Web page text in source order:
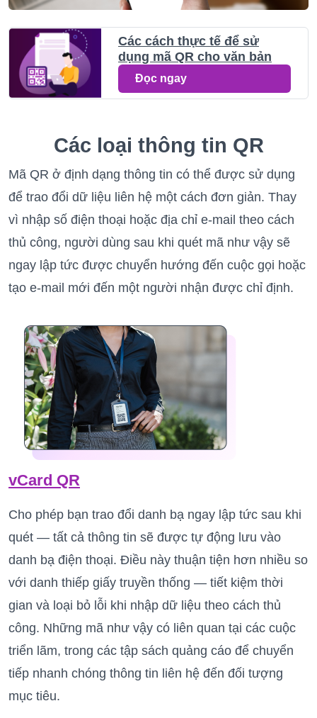
Các cách thực tế để sử
dụng mã QR cho văn bản
Đọc ngay
Các loại thông tin QR
Mã QR ở định dạng thông tin có thể được sử dụng
để trao đổi dữ liệu liên hệ một cách đơn giản. Thay
vì nhập số điện thoại hoặc địa chỉ e-mail theo cách
thủ công, người dùng sau khi quét mã như vậy sẽ
ngay lập tức được chuyển hướng đến cuộc gọi hoặc
tạo e-mail mới đến một người nhận được chỉ định.
vCard QR
Cho phép bạn trao đổi danh bạ ngay lập tức sau khi
quét — tất cả thông tin sẽ được tự động lưu vào
danh bạ điện thoại. Điều này thuận tiện hơn nhiều so
với danh thiếp giấy truyền thống — tiết kiệm thời
gian và loại bỏ lỗi khi nhập dữ liệu theo cách thủ
công. Những mã như vậy có liên quan tại các cuộc
triển lãm, trong các tập sách quảng cáo để chuyển
tiếp nhanh chóng thông tin liên hệ đến đối tượng
mục tiêu.